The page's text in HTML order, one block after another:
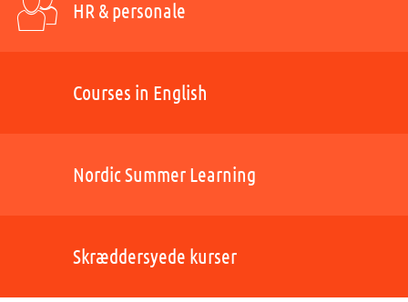
HR & personale
Courses in English
Nordic Summer Learning
Skræddersyede kurser